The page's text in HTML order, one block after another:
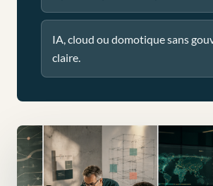
IA, cloud ou domotique sans
claire.